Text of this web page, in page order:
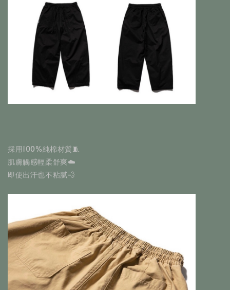
採用100%純棉材質🧵
肌膚觸感輕柔舒爽☁️
即使出汗也不粘膩💨